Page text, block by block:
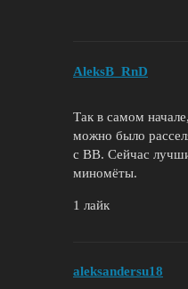
AleksB_RnD
Так в самом
можно было
с ВВ. Сейчас
миномёты.
1 лайк
aleksandersu18